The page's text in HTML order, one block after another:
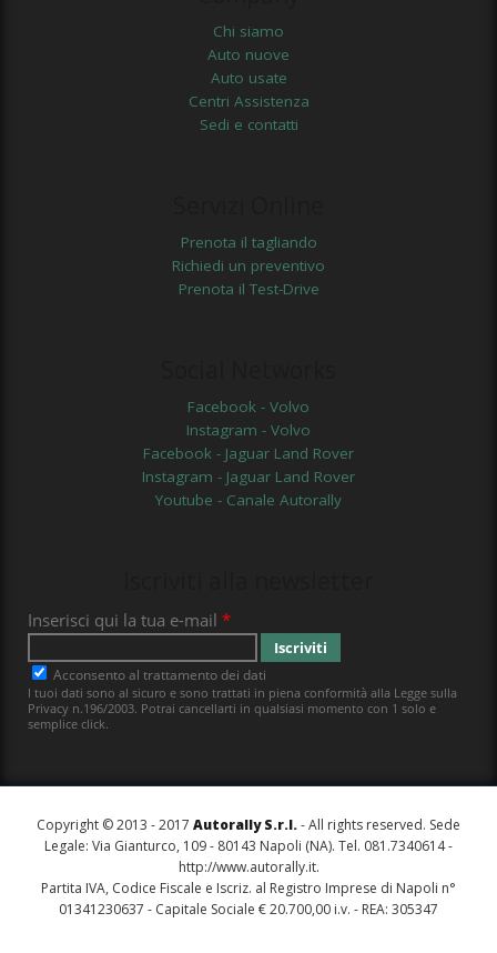
Chi siamo
Auto nuove
Auto usate
Centri Assistenza
Sedi e contatti
Prenota il tagliando
Richiedi un preventivo
Prenota il Test-Drive
Facebook - Volvo
Instagram - Volvo
Facebook - Jaguar Land Rover
Instagram - Jaguar Land Rover
Youtube - Canale Autorally
Copyright © 2013 - 2017 Autorally S.r.l.- All rights reserved. Sede
Legale: Via Gianturco, 109 - 80143 Napoli (NA). Tel. 081.7340614 -
http://www.autorally.it.
Partita IVA, Codice Fiscale e Iscriz. al Registro Imprese di Napoli n°
01341230637 - Capitale Sociale € 20.700,00 i.v. - REA: 305347